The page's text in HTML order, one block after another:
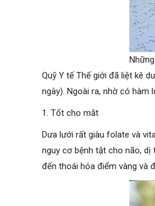
Quỹ Y tế Thế giới đã liệt kê
ngày). Ngoài ra, nhờ có
1. Tốt cho mắt
Dưa lưới rất giàu folate và
nguy cơ bệnh tật cho não, dị
đến thoái hóa điểm vàng và